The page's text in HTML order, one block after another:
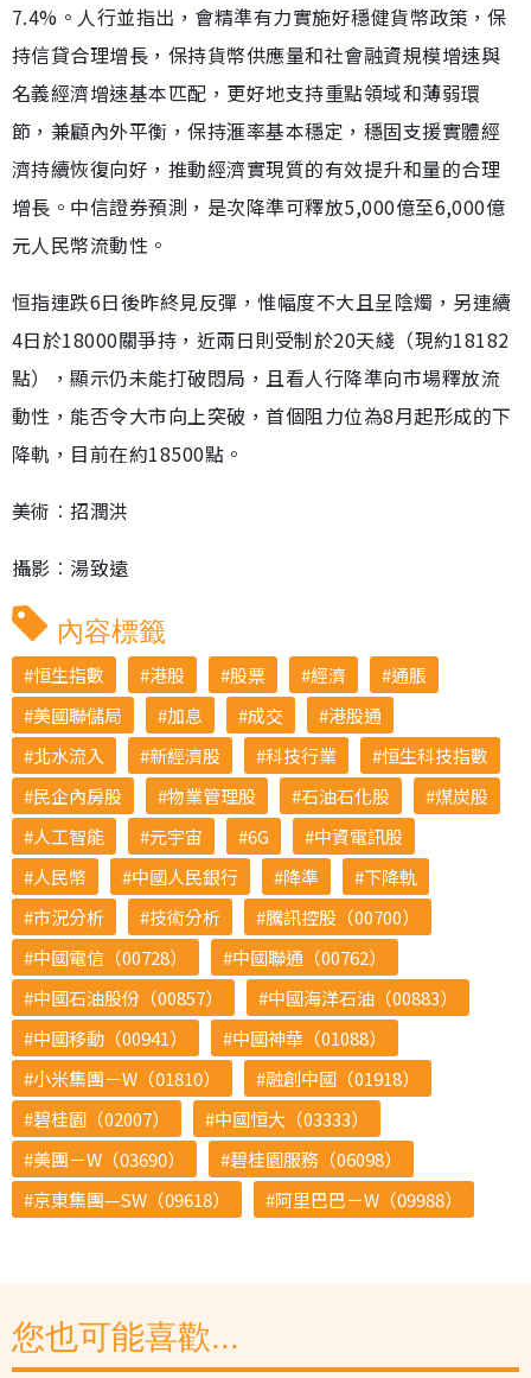
7.4%。人行並指出，會精準有力實施好穩健貨幣政策，保
持信貸合理增長，保持貨幣供應量和社會融資規模增速與
名義經濟增速基本匹配，更好地支持重點領域和薄弱環
節，兼顧內外平衡，保持滙率基本穩定，穩固支援實體經
濟持續恢復向好，推動經濟實現質的有效提升和量的合理
增長。中信證券預測，是次降準可釋放5,000億至6,000億
元人民幣流動性。
恒指連跌6日後昨終見反彈，惟幅度不大且呈陰燭，另連續
4日於18000關爭持，近兩日則受制於20天綫（現約18182
點），顯示仍未能打破悶局，且看人行降準向市場釋放流
動性，能否令大市向上突破，首個阻力位為8月起形成的下
降軌，目前在約18500點。
美術︰招潤洪
攝影︰湯致遠
內容標籤
恒生指數 港股 股票 經濟
通脹
美國聯儲局
加息 成交
港股通
北水流入
新經濟股 科技行業
恒生科技指數
民企內房股
物業管理股 石油石化股
煤炭股
人工智能
元宇宙 6G
中資電訊股
人民幣
中國人民銀行 降準
下降軌
市況分析
技術分析
騰訊控股（00700）
中國電信（00728）
中國聯通（00762）
中國石油股份（00857）
中國海洋石油（00883）
中國移動（00941）
中國神華（01088）
小米集團－W（01810）
融創中國（01918）
碧桂園（02007）
中國恒大（03333）
美團－W（03690）
碧桂園服務（06098）
京東集團—SW（09618）
阿里巴巴－W（09988）
您也可能喜歡...